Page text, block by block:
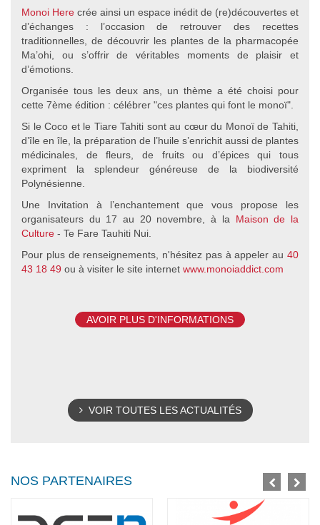
Monoi Here crée ainsi un espace inédit de (re)découvertes et
d’échanges : l’occasion de retrouver des recettes
traditionnelles, de découvrir les plantes de la pharmacopée
Ma’ohi, ou s’offrir de véritables moments de plaisir et
d’émotions.
Organisée tous les deux ans, un thème a été choisi pour
cette 7ème édition : célébrer "ces plantes qui font le monoï".
Si le Coco et le Tiare Tahiti sont au cœur du Monoï de Tahiti,
d’île en île, la préparation de l’huile s’enrichit aussi de plantes
médicinales, de fleurs, de fruits ou d’épices qui tous
expriment la splendeur généreuse de la biodiversité
Polynésienne.
Une Invitation à l’enchantement que vous propose les
organisateurs du 17 au 20 novembre, à la Maison de la
Culture - Te Fare Tauhiti Nui.
Pour plus de renseignements, n'hésitez pas à appeler au 40
43 18 49 ou à visiter le site internet www.monoiaddict.com
AVOIR PLUS D'INFORMATIONS
VOIR TOUTES LES ACTUALITÉS
NOS PARTENAIRES